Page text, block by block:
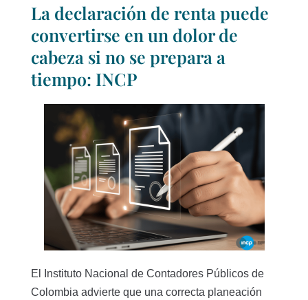
La declaración de renta puede
convertirse en un dolor de
cabeza si no se prepara a
tiempo: INCP
El Instituto Nacional de Contadores Públicos de
Colombia advierte que una correcta planeación